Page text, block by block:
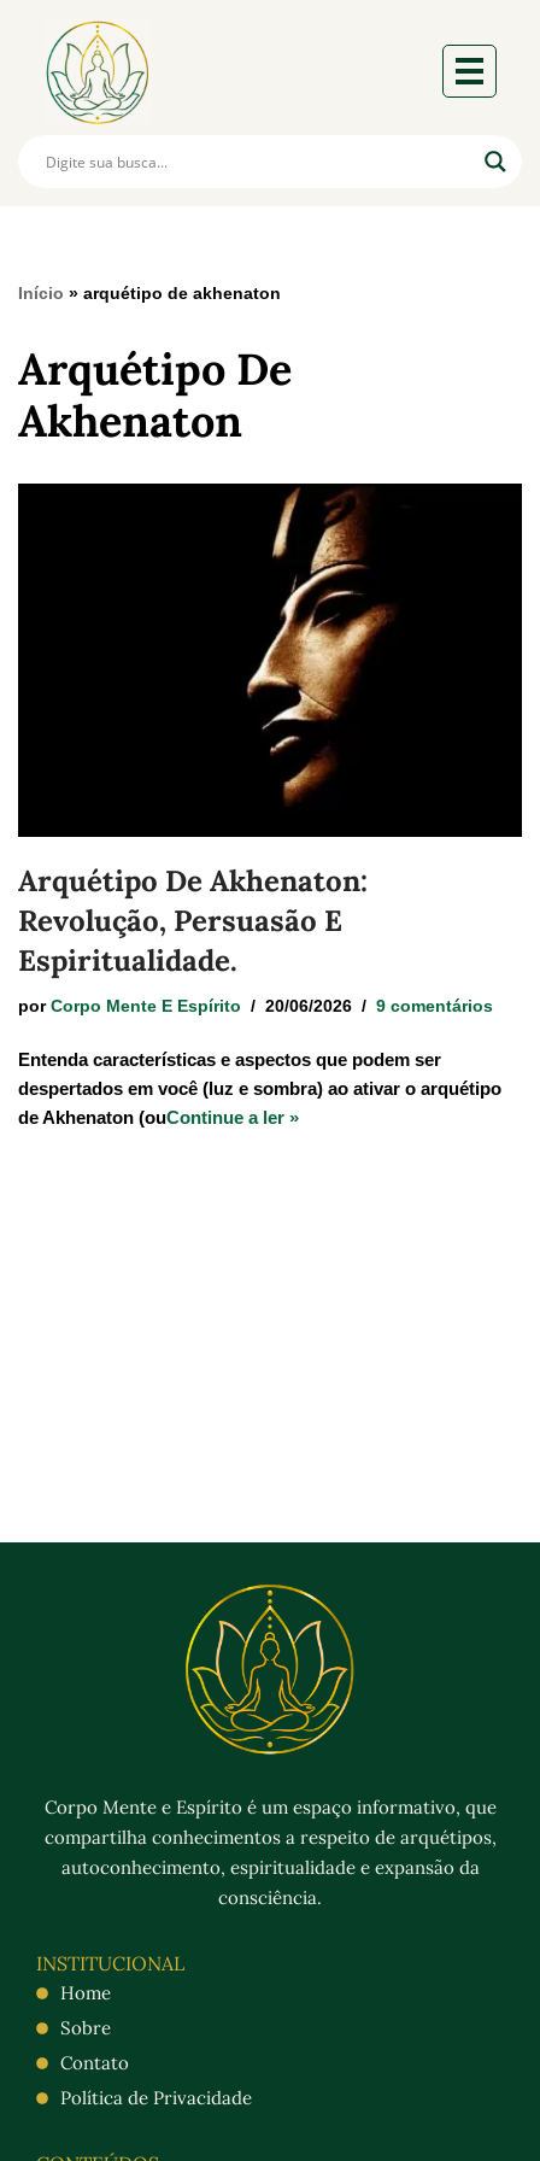
Início » arquétipo de akhenaton
Arquétipo De
Akhenaton
Arquétipo De Akhenaton:
Revolução, Persuasão E
Espiritualidade.
por Corpo Mente E Espírito 20/06/2026 9 comentários
Entenda características e aspectos que podem ser
despertados em você (luz e sombra) ao ativar o arquétipo
de Akhenaton (ouContinue a ler »
Corpo Mente e Espírito é um espaço informativo, que
compartilha conhecimentos a respeito de arquétipos,
autoconhecimento, espiritualidade e expansão da
consciência.
INSTITUCIONAL
Home
Sobre
Contato
Política de Privacidade